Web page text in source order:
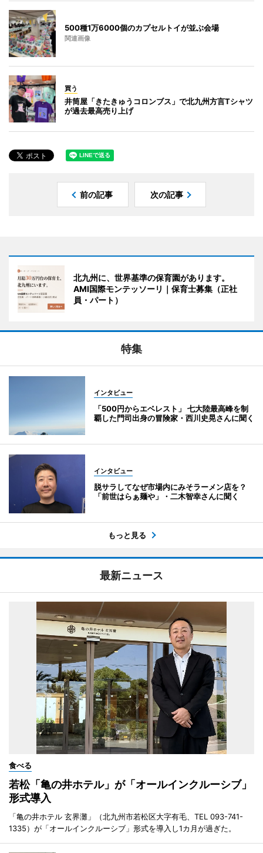
500種1万6000個のカプセルトイが並ぶ会場
関連画像
買う
井筒屋「きたきゅうコロンブス」で北九州方言Tシャツ
が過去最高売り上げ
前の記事 次の記事
北九州に、世界基準の保育園があります。
AMI国際モンテッソーリ｜保育士募集（正社
員・パート）
特集
インタビュー
「500円からエベレスト」 七大陸最高峰を制
覇した門司出身の冒険家・西川史晃さんに聞く
インタビュー
脱サラしてなぜ市場内にみそラーメン店を？
「前世はらぁ麺や」・二木智幸さんに聞く
もっと見る
最新ニュース
食べる
若松「亀の井ホテル」が「オールインクルーシブ」
形式導入
「亀の井ホテル 玄界灘」（北九州市若松区大字有毛、TEL 093-741-
1335）が「オールインクルーシブ」形式を導入し1カ月が過ぎた。